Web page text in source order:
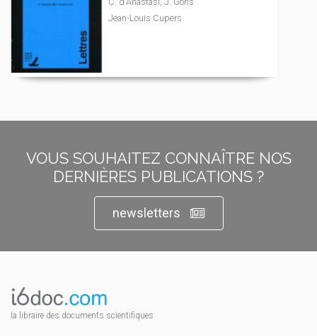
Jean-Louis Cupers
VOUS SOUHAITEZ CONNAÎTRE NOS
DERNIÈRES PUBLICATIONS ?
newsletters
la libraire des documents scientifiques